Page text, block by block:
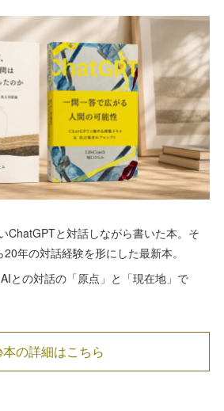
ChatGPTと対話しながら書いた本。そ
年の対話経験を形にした最新本。
との対話の「原点」と「現在地」で
本の詳細はこちら